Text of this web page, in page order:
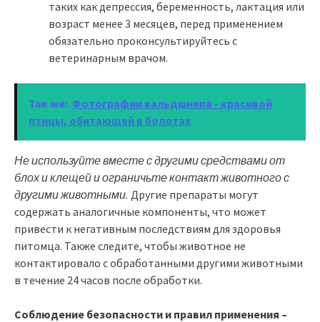
таких как депрессия, беременность, лактация или
возраст менее 3 месяцев, перед применением
обязательно проконсультируйтесь с
ветеринарным врачом.
Так же: Фотографии вальдшнепа - красивой
птицы, обитающей в болотах
Не используйте вместе с другими средствами от
блох и клещей и ограничьте контакт животного с
другими животными. Другие препараты могут
содержать аналогичные компоненты, что может
привести к негативным последствиям для здоровья
питомца. Также следите, чтобы животное не
контактировало с обработанными другими животными
в течение 24 часов после обработки.
Соблюдение безопасности и правил применения –